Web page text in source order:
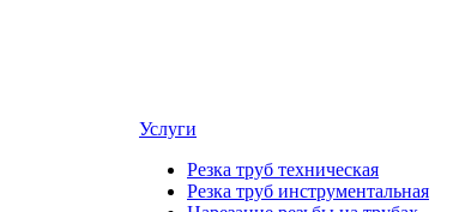
Услуги
Резка труб техническая
Резка труб инструментальная